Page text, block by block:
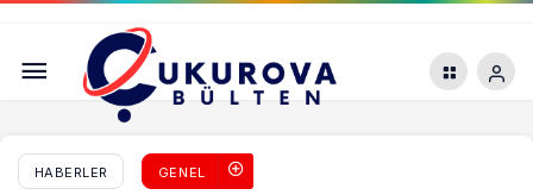
HABERLER GENEL
TAG Otoyolu’ndaki minibüs kazasında 5 kişi
yaşamını yitirdi